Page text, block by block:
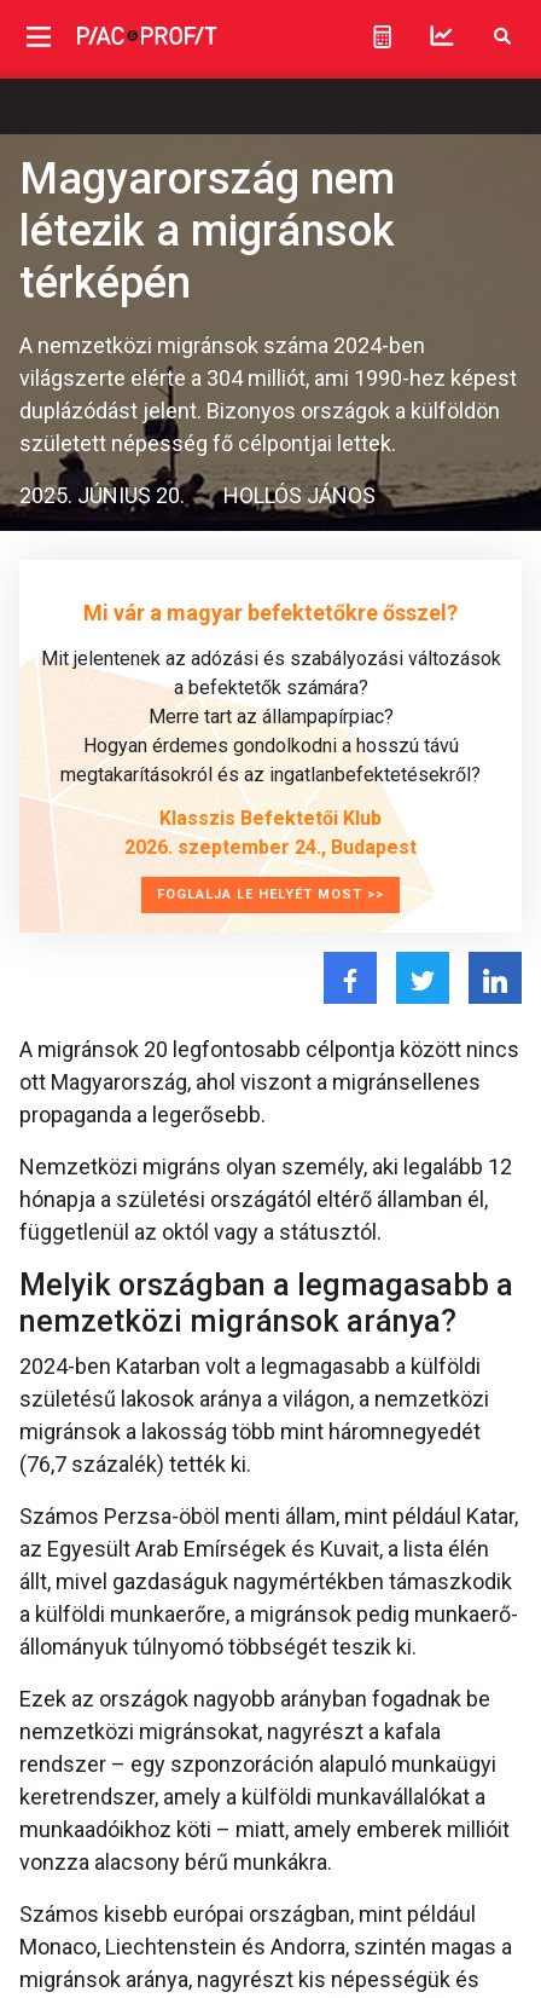
Magyarország nem
létezik a migránsok
térképén
A nemzetközi migránsok száma 2024-ben
világszerte elérte a 304 milliót, ami 1990-hez képest
duplázódást jelent. Bizonyos országok a külföldön
született népesség fő célpontjai lettek.
2025. JÚNIUS 20. HOLLÓS JÁNOS
Mi vár a magyar befektetőkre ősszel?
Mit jelentenek az adózási és szabályozási változások
a befektetők számára?
Merre tart az állampapírpiac?
Hogyan érdemes gondolkodni a hosszú távú
megtakarításokról és az ingatlanbefektetésekről?
Klasszis Befektetői Klub
2026. szeptember 24., Budapest
FOGLALJA LE HELYÉT MOST >>
A migránsok 20 legfontosabb célpontja között nincs
ott Magyarország, ahol viszont a migránsellenes
propaganda a legerősebb.
Nemzetközi migráns olyan személy, aki legalább 12
hónapja a születési országától eltérő államban él,
függetlenül az októl vagy a státusztól.
Melyik országban a legmagasabb a
nemzetközi migránsok aránya?
2024-ben Katarban volt a legmagasabb a külföldi
születésű lakosok aránya a világon, a nemzetközi
migránsok a lakosság több mint háromnegyedét
(76,7 százalék) tették ki.
Számos Perzsa-öböl menti állam, mint például Katar,
az Egyesült Arab Emírségek és Kuvait, a lista élén
állt, mivel gazdaságuk nagymértékben támaszkodik
a külföldi munkaerőre, a migránsok pedig munkaerő-
állományuk túlnyomó többségét teszik ki.
Ezek az országok nagyobb arányban fogadnak be
nemzetközi migránsokat, nagyrészt a kafala
rendszer – egy szponzoráción alapuló munkaügyi
keretrendszer, amely a külföldi munkavállalókat a
munkaadóikhoz köti – miatt, amely emberek millióit
vonzza alacsony bérű munkákra.
Számos kisebb európai országban, mint például
Monaco, Liechtenstein és Andorra, szintén magas a
migránsok aránya, nagyrészt kis népességük és